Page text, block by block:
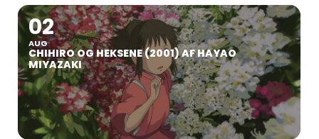
02
AUG
CHIHIRO OG HEKSENE (2001) AF HAYAO
MIYAZAKI